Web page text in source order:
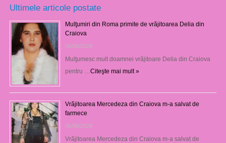
Ultimele articole postate
Mulţumiri din Roma primite de vrăjitoarea Delia din
Craiova
06/08/2026
Mulţumesc mult doamnei vrăjitoare Delia din Craiova
pentru … Citeşte mai mult »
Vrăjitoarea Mercedeza din Craiova m-a salvat de
farmece
06/08/2026
Vrăjitoarea Mercedeza din Craiova m-a salvat de